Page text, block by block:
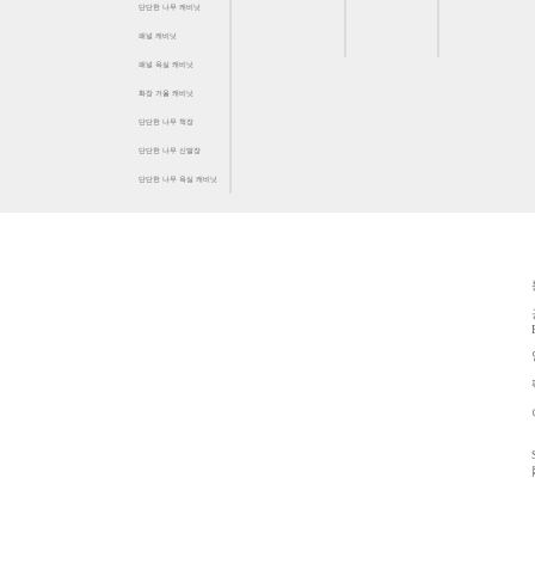
단단한 나무 캐비닛
패널 캐비닛
패널 욕실 캐비닛
화장 거울 캐비닛
단단한 나무 책장
단단한 나무 신발장
단단한 나무 욕실 캐비닛